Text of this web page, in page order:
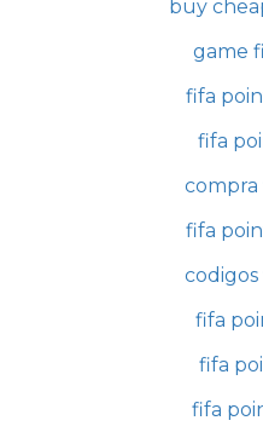
buy
game
fifa
fifa
compra
fifa
fifa
fifa
fifa